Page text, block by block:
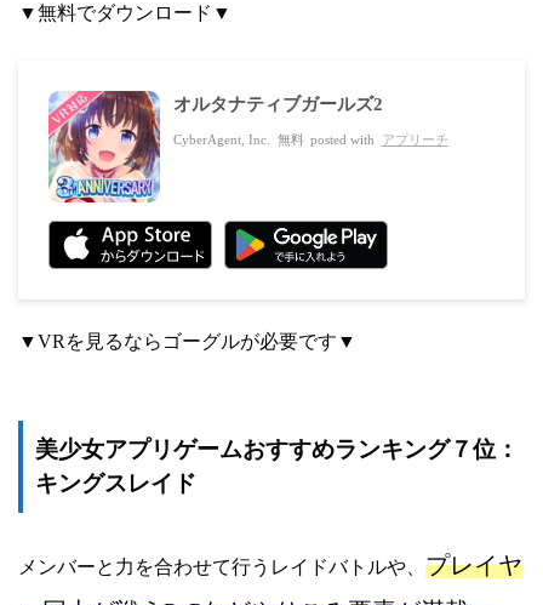
▼無料でダウンロード▼
オルタナティブガールズ2
CyberAgent, Inc. 無料 posted with アプリーチ
▼VRを見るならゴーグルが必要です▼
美少女アプリゲームおすすめランキング７位：
キングスレイド
メンバーと力を合わせて行うレイドバトルや、 プレイヤ